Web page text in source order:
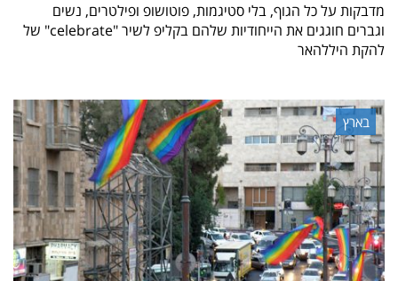
מדבקות על כל הגוף, בלי סטיגמות, פוטושופ ופילטרים, נשים
וגברים חוגגים את הייחודיות שלהם בקליפ לשיר "celebrate" של
להקת היללהאר
בארץ